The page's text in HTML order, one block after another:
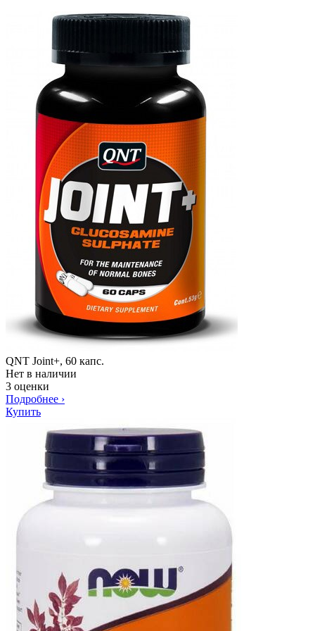
QNT Joint+, 60 капс.
Нет в наличии
3 оценки
Подробнее ›
Купить